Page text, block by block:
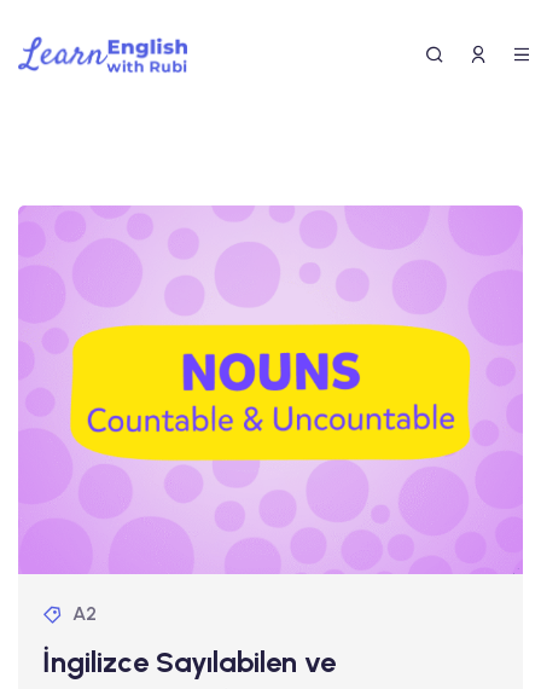
A2
İngilizce Sayılabilen ve